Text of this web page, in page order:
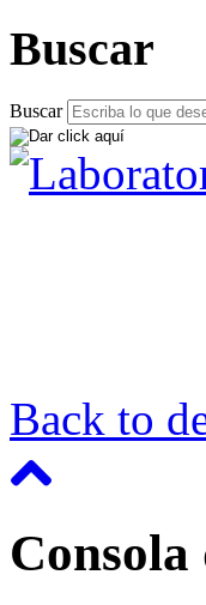
Buscar
Buscar
Back to